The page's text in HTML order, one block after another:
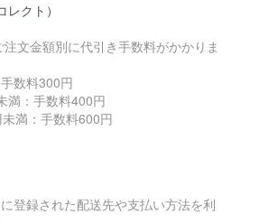
クト）
文金額別に代引き手数料がかかりま
数料300円
満：手数料400円
満：手数料600円
登録された配送先や支払い方法を利